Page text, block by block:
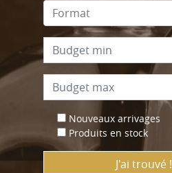
Nouveaux arrivages
Produits en stock
J'ai trouvé !